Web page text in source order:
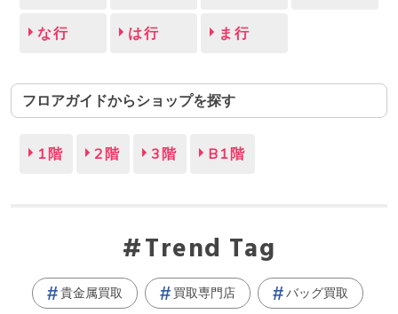
な行 は行 ま行
フロアガイドからショップを探す
1階 2階 3階 B1階
Trend Tag
貴金属買取 買取専門店 バッグ買取